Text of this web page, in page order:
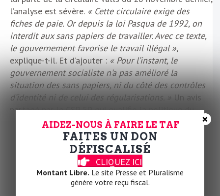
l’analyse est sévère. « Cette circulaire exige des
fiches de paie. Or depuis la loi Pasqua de 1992, on
interdit aux sans papiers de travailler. Avec ce texte,
le gouvernement favorise le travail illégal »,
explique-t-il. Et d’ajouter : « Pour l’instant, le
gouvernement socialiste n’a pas amélioré la
situation des sans papiers, ni du côté des contrôles
d’identité ni de celui des régularisations. » Un avis
partagé par le CSP 59 qui qualifie la politique du
gouvernement de« sarkozysme de gauche »
, et plus
largement par un grand nombre d’organisations de
lutte pour la régularisation des sans papiers répartis
sur l’ensemble du territoire. 70 jours de conflit, ça
laisse le temps de s’organiser à l’échelle nationale. Et
le mouvement Faut-il mourir pour avoir des papiers a
AIDEZ-NOUS À FAIRE LE TAF
FAITES UN DON
DÉFISCALISÉ
CLIQUEZ ICI
Montant Libre. Le site Presse et Pluralisme
génère votre reçu fiscal.
×